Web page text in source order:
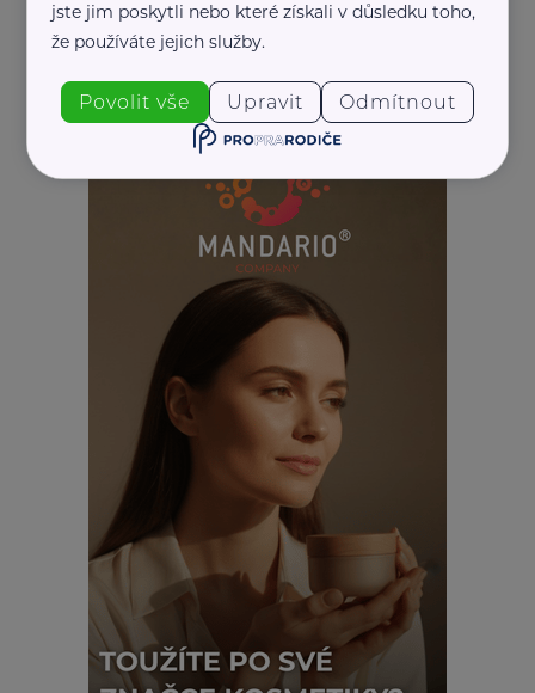
REKLAMA
jste jim poskytli nebo které získali v důsledku toho,
že používáte jejich služby.
Povolit vše Upravit Odmítnout